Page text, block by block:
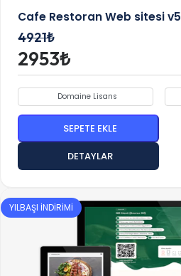
Cafe Restoran Web sitesi v5
4921₺
2953₺
Domaine Lisans
SEPETE EKLE
DETAYLAR
YILBAŞI İNDİRİMİ